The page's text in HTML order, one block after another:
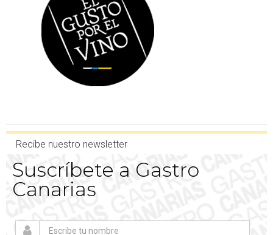
Recibe nuestro newsletter
Suscríbete a Gastro
Canarias